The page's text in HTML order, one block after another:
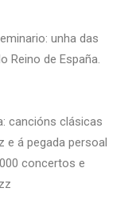
unha das
Reino de España.
cancións clásicas
e á pegada persoal
concertos e